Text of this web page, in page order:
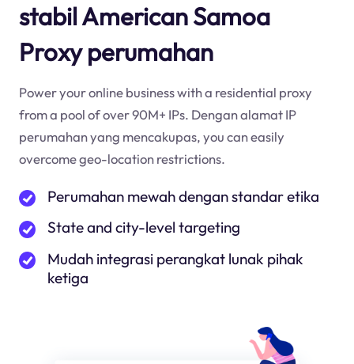
stabil American Samoa
Proxy perumahan
Power your online business with a residential proxy
from a pool of over 90M+ IPs. Dengan alamat IP
perumahan yang mencakupas, you can easily
overcome geo-location restrictions.
Perumahan mewah dengan standar etika
State and city-level targeting
Mudah integrasi perangkat lunak pihak
ketiga